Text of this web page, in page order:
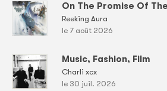
On The Promise Of
Reeking Aura
le 7 août 2026
Music, Fashion, Film
Charli xcx
le 30 juil. 2026